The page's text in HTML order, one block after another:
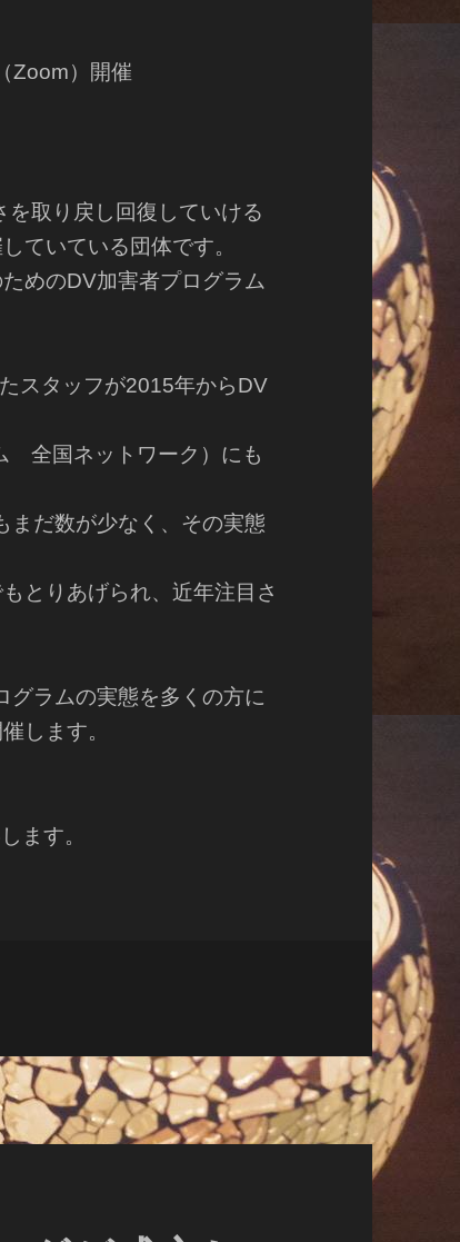
Zoom）開催
取り戻し回復していける
ていている団体です。
めのDV加害者プログラム
スタッフが2015年からDV
全国ネットワーク）にも
まだ数が少なく、その実態
とりあげられ、近年注目さ
グラムの実態を多くの方に
します。
ます。